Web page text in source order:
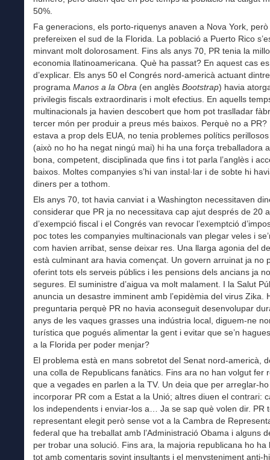
50%.
Fa generacions, els porto-riquenys anaven a Nova York,
prefereixen el sud de la Florida. La població a Puerto Rico
minvant molt dolorosament. Fins als anys 70, PR tenia la
economia llatinoamericana. Què ha passat? En aquest cas
d’explicar. Els anys 50 el Congrés nord-americà actuant
programa Manos a la Obra (en anglès Bootstrap) havia
privilegis fiscals extraordinaris i molt efectius. En aquells
multinacionals ja havien descobert que hom pot traslladar
tercer món per produir a preus més baixos. Perquè no a PR?
estava a prop dels EUA, no tenia problemes polítics
(això no ho ha negat ningú mai) hi ha una força treballadora
bona, competent, disciplinada que fins i tot parla l’anglès i
baixos. Moltes companyies s’hi van instal·lar i de sobte hi
diners per a tothom.
Els anys 70, tot havia canviat i a Washington necessitaven
considerar que PR ja no necessitava cap ajut després de 20
d’exempció fiscal i el Congrés van revocar l’exemptció
poc totes les companyies multinacionals van plegar veles i
com havien arribat, sense deixar res. Una llarga agonia del
està culminant ara havia començat. Un govern arruinat ja no
oferint tots els serveis públics i les pensions dels ancians ja
segures. El suministre d’aigua va molt malament. I la Salut
anuncia un desastre imminent amb l’epidèmia del virus Zika.
preguntaria perquè PR no havia aconseguit desenvolupar
anys de les vaques grasses una indústria local, diguem-ne
turística que pogués alimentar la gent i evitar que se’n
a la Florida per poder menjar?
El problema està en mans sobretot del Senat nord-americà,
una colla de Republicans fanàtics. Fins ara no han volgut fer
que a vegades en parlen a la TV. Un deia que per arreglar-
incorporar PR com a Estat a la Unió; altres diuen el contrari:
los independents i enviar-los a… Ja se sap què volen dir. PR
representant elegit però sense vot a la Cambra de
federal que ha treballat amb l’Administració Obama i alguns
per trobar una solució. Fins ara, la majoria republicana ho ha
tot amb comentaris sovint insultants i el menysteniment anti-